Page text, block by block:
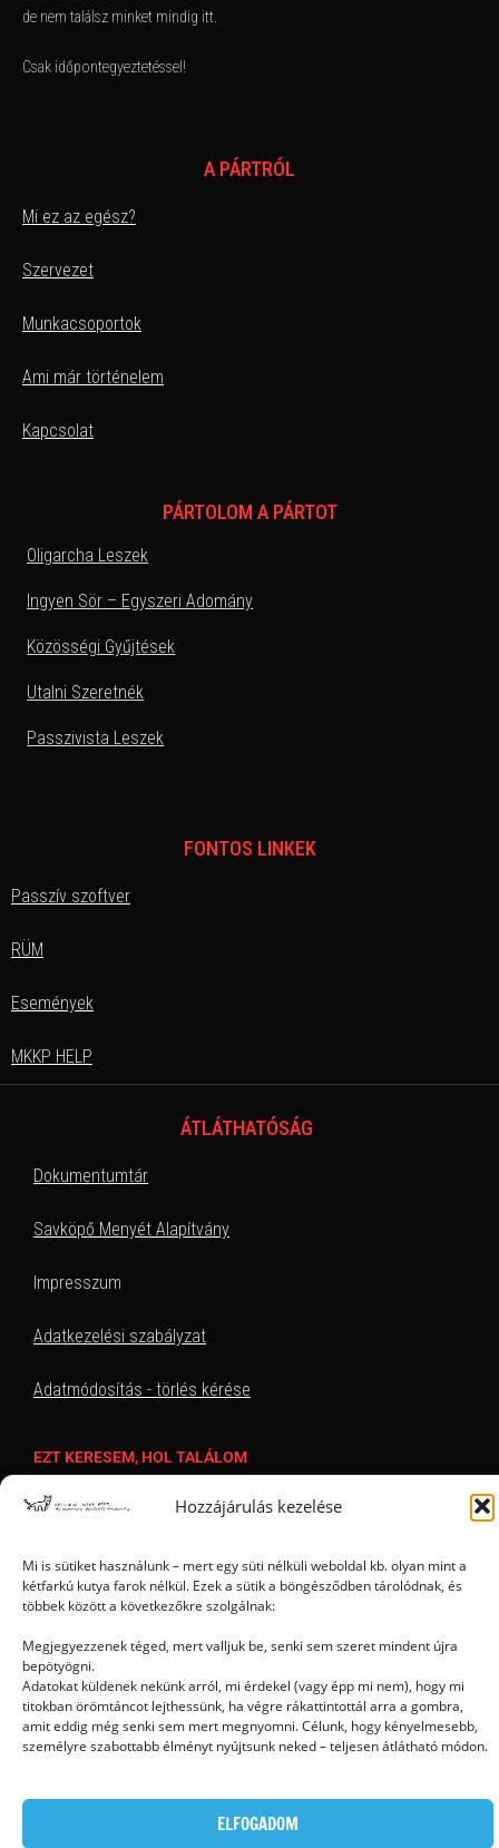
Hozzájárulás kezelése
Mi is sütiket használunk – mert egy süti nélküli weboldal kb. olyan mint a
kétfarkú kutya farok nélkül. Ezek a sütik a böngésződben tárolódnak, és
többek között a következőkre szolgálnak:
Megjegyezzenek téged, mert valljuk be, senki sem szeret mindent újra
bepötyögni.
Adatokat küldenek nekünk arról, mi érdekel (vagy épp mi nem), hogy mi
titokban örömtáncot lejthessünk, ha végre rákattintottál arra a gombra,
amit eddig még senki sem mert megnyomni. Célunk, hogy kényelmesebb,
személyre szabottabb élményt nyújtsunk neked – teljesen átlátható módon.
ELFOGADOM
de nem találsz minket mindig itt.
Csak időpontegyeztetéssel!
A PÁRTRÓL
Mi ez az egész?
Szervezet
Munkacsoportok
Ami már történelem
Kapcsolat
PÁRTOLOM A PÁRTOT
Oligarcha Leszek
Ingyen Sör – Egyszeri Adomány
Közösségi Gyűjtések
Utalni Szeretnék
Passzivista Leszek
FONTOS LINKEK
Passzív szoftver
RÜM
Események
MKKP HELP
ÁTLÁTHATÓSÁG
Dokumentumtár
Savköpő Menyét Alapítvány
Impresszum
Adatkezelési szabályzat
Adatmódosítás - törlés kérése
EZT KERESEM, HOL TALÁLOM
Ⓒ 2006 - 2026 - Magyar Kétfarkú Kutya Párt - Minden jog fenntartva